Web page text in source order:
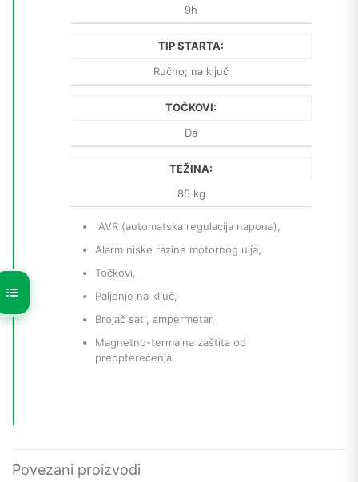
9h
TIP STARTA:
Ručno; na ključ
TOČKOVI:
Da
TEŽINA:
85 kg
AVR (automatska regulacija napona),
Alarm niske razine motornog ulja,
Točkovi,
Paljenje na ključ,
Brojač sati, ampermetar,
Magnetno-termalna zaštita od
preopterećenja.
Povezani proizvodi